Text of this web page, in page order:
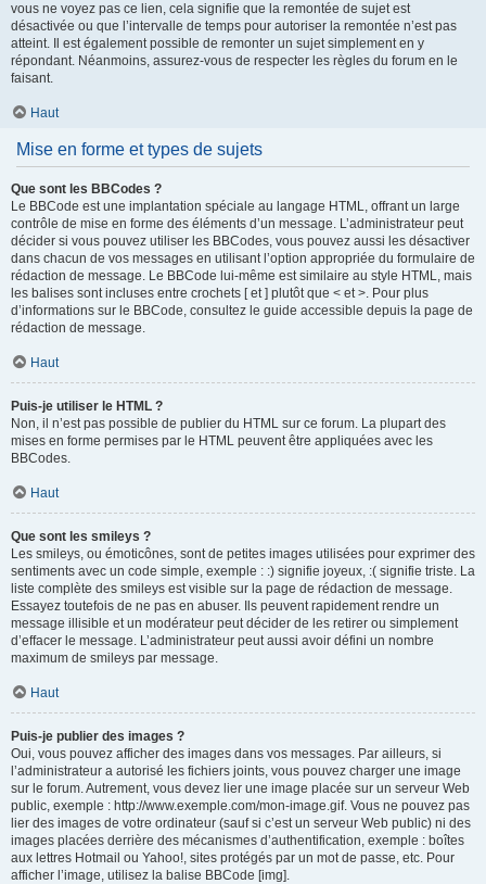
vous ne voyez pas ce lien, cela signifie que la remontée de sujet est
désactivée ou que l’intervalle de temps pour autoriser la remontée n’est pas
atteint. Il est également possible de remonter un sujet simplement en y
répondant. Néanmoins, assurez-vous de respecter les règles du forum en le
faisant.
Haut
Mise en forme et types de sujets
Que sont les BBCodes ?
Le BBCode est une implantation spéciale au langage HTML, offrant un large
contrôle de mise en forme des éléments d’un message. L’administrateur peut
décider si vous pouvez utiliser les BBCodes, vous pouvez aussi les désactiver
dans chacun de vos messages en utilisant l’option appropriée du formulaire de
rédaction de message. Le BBCode lui-même est similaire au style HTML, mais
les balises sont incluses entre crochets [ et ] plutôt que < et >. Pour plus
d’informations sur le BBCode, consultez le guide accessible depuis la page de
rédaction de message.
Haut
Puis-je utiliser le HTML ?
Non, il n’est pas possible de publier du HTML sur ce forum. La plupart des
mises en forme permises par le HTML peuvent être appliquées avec les
BBCodes.
Haut
Que sont les smileys ?
Les smileys, ou émoticônes, sont de petites images utilisées pour exprimer des
sentiments avec un code simple, exemple : :) signifie joyeux, :( signifie triste. La
liste complète des smileys est visible sur la page de rédaction de message.
Essayez toutefois de ne pas en abuser. Ils peuvent rapidement rendre un
message illisible et un modérateur peut décider de les retirer ou simplement
d’effacer le message. L’administrateur peut aussi avoir défini un nombre
maximum de smileys par message.
Haut
Puis-je publier des images ?
Oui, vous pouvez afficher des images dans vos messages. Par ailleurs, si
l’administrateur a autorisé les fichiers joints, vous pouvez charger une image
sur le forum. Autrement, vous devez lier une image placée sur un serveur Web
public, exemple : http://www.exemple.com/mon-image.gif. Vous ne pouvez pas
lier des images de votre ordinateur (sauf si c’est un serveur Web public) ni des
images placées derrière des mécanismes d’authentification, exemple : boîtes
aux lettres Hotmail ou Yahoo!, sites protégés par un mot de passe, etc. Pour
afficher l’image, utilisez la balise BBCode [img].